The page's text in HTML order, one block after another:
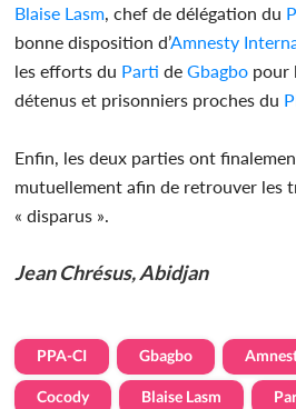
Blaise Lasm, chef de délégation du
bonne disposition d’Amnesty
les efforts du Parti deGbagbo pour
détenus et prisonniers proches du
Enfin, les deux parties ont
mutuellement afin de retrouver les
« disparus ».
Jean Chrésus, Abidjan
PPA-CI Gbagbo
Cocody Blaise Lasm